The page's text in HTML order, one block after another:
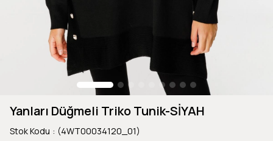
Yanları Düğmeli Triko Tunik-SİYAH
Stok Kodu (4WT00034120_01)